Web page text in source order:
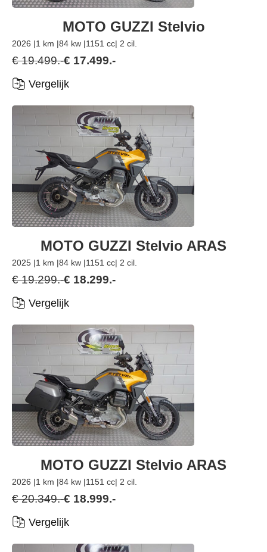
MOTO GUZZI Stelvio
2026 |1 km |84 kw |1151 cc| 2 cil.
€ 19.499.-€ 17.499.-
Vergelijk
MOTO GUZZI Stelvio ARAS
2025 |1 km |84 kw |1151 cc| 2 cil.
€ 19.299.-€ 18.299.-
Vergelijk
MOTO GUZZI Stelvio ARAS
2026 |1 km |84 kw |1151 cc| 2 cil.
€ 20.349.-€ 18.999.-
Vergelijk